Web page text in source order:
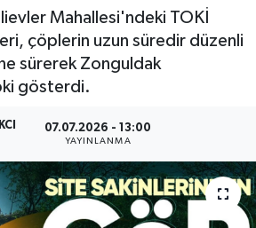
Mahallesi'ndeki TOKİ
çöplerin uzun süredir düzenli
sürerek Zonguldak
gösterdi.
07.07.2026 - 13:00
YAYINLANMA